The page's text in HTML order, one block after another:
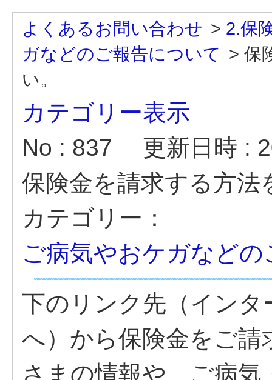
よくあるお問い合わせ > 2.保
ガなどのご報告について > 保
い。
カテゴリー表示
No : 837
更新日時 :
保険金を請求する方法
カテゴリー：
ご病気やおケガなど
下のリンク先（イン
へ）から保険金をご
さまの情報や、ご病